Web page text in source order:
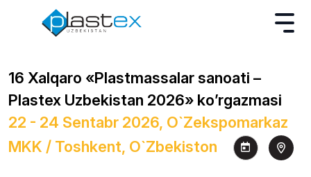
16 Xalqaro «Plastmassalar sanoati –
Plastex Uzbekistan 2026» ko’rgazmasi
22 - 24 Sentabr 2026, O`zekspomarkaz
MKK / Toshkent, O`zbekiston